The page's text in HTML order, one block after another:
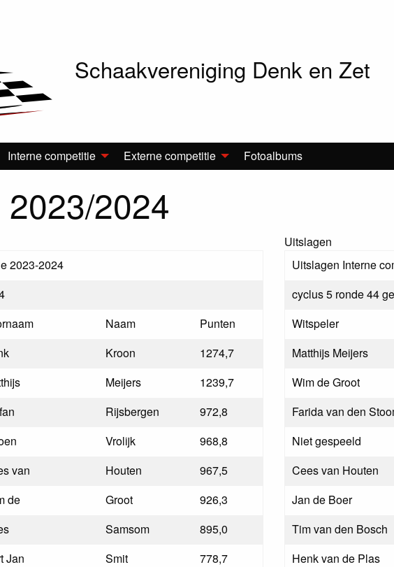
Schaakvereniging Denk en Zet
Interne competitie Externe competitie Fotoalbums
2024
2023-2024
Naam
Punten
Kroon
1274,7
Meijers
1239,7
Rijsbergen
972,8
Vrolijk
968,8
van Houten
967,5
de Groot
926,3
Samsom
895,0
Jan Smit
778,7
Uitslagen
Uitslagen Interne
cyclus 5 ronde 44
Witspeler
Matthijs Meijers
Wim de Groot
Farida van den
Niet gespeeld
Cees van Houten
Jan de Boer
Tim van den Bosch
Henk van de Plas